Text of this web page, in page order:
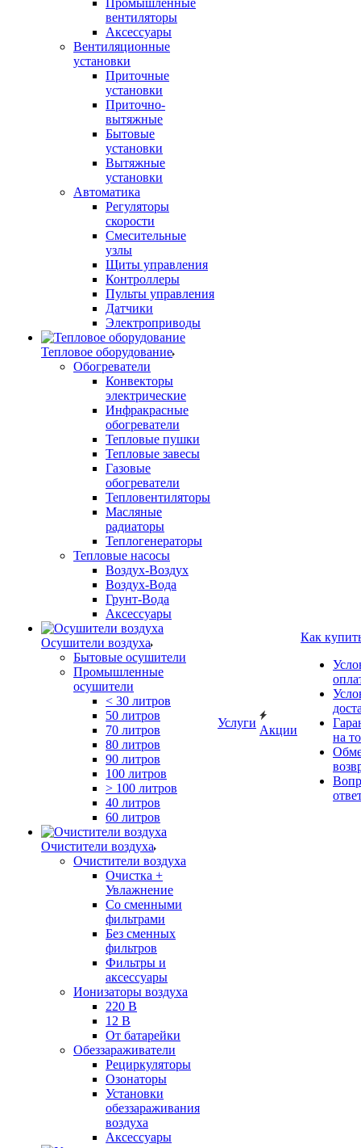
Промышленные
вентиляторы
Аксессуары
Вентиляционные
установки
Приточные
установки
Приточно-
вытяжные
Бытовые
установки
Вытяжные
установки
Автоматика
Регуляторы
скорости
Смесительные
узлы
Щиты управления
Контроллеры
Пульты управления
Датчики
Электроприводы
Тепловое оборудование
Обогреватели
Конвекторы
электрические
Инфракрасные
обогреватели
Тепловые пушки
Тепловые завесы
Газовые
обогреватели
Тепловентиляторы
Масляные
радиаторы
Теплогенераторы
Тепловые насосы
Воздух-Воздух
Воздух-Вода
Грунт-Вода
Аксессуары
Осушители воздуха
Бытовые осушители
Промышленные
осушители
< 30 литров
50 литров
70 литров
80 литров
90 литров
100 литров
> 100 литров
40 литров
60 литров
Очистители воздуха
Очистители воздуха
Очистка +
Увлажнение
Cо сменными
фильтрами
Без сменных
фильтров
Фильтры и
аксессуары
Ионизаторы воздуха
220 В
12 В
От батарейки
Обеззараживатели
Рециркуляторы
Озонаторы
Установки
обеззараживания
воздуха
Аксессуары
Услуги
Акции
Как
на